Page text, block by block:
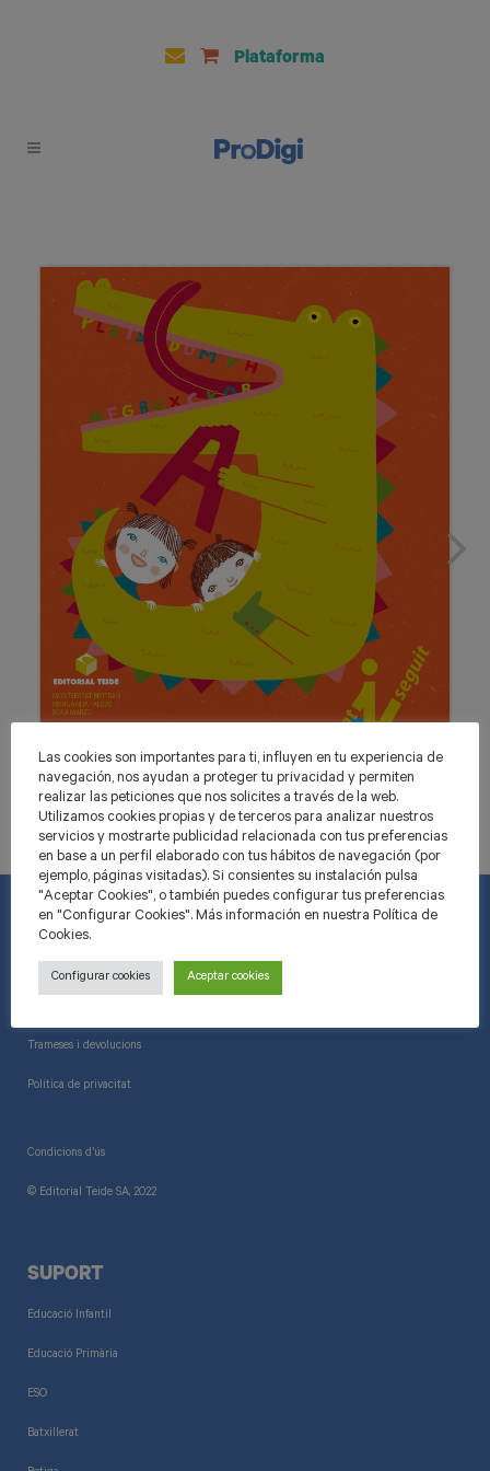
Plataforma
INFORMACIÓ
Trameses i devolucions
Política de privacitat
Condicions d’ús
© Editorial Teide SA, 2022
SUPORT
Educació Infantil
Educació Primària
ESO
Batxillerat
Las cookies son importantes para ti, influyen en tu experiencia de
navegación, nos ayudan a proteger tu privacidad y permiten
realizar las peticiones que nos solicites a través de la web.
Utilizamos cookies propias y de terceros para analizar nuestros
servicios y mostrarte publicidad relacionada con tus preferencias
en base a un perfil elaborado con tus hábitos de navegación (por
ejemplo, páginas visitadas). Si consientes su instalación pulsa
"Aceptar Cookies", o también puedes configurar tus preferencias
en "Configurar Cookies". Más información en nuestra Política de
Cookies.
Configurar cookies Aceptar cookies